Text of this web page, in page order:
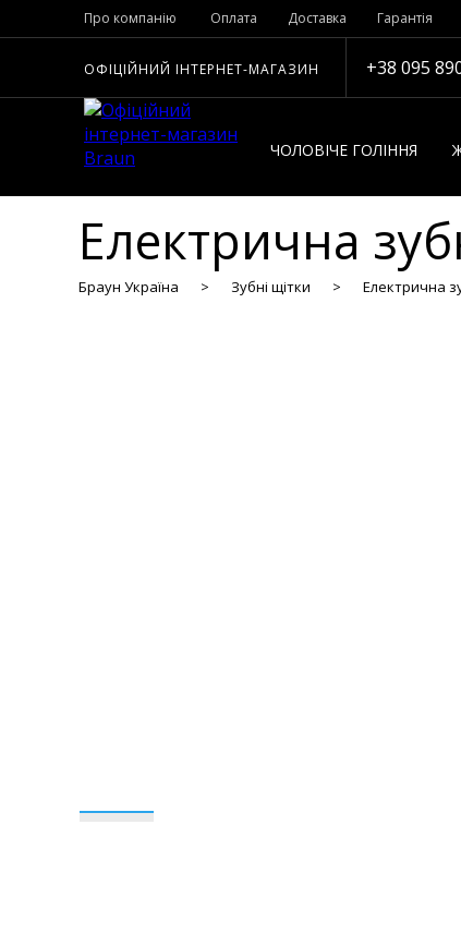
Про компанію Оплата Доставка Гарантія
ОФІЦІЙНИЙ ІНТЕРНЕТ-МАГАЗИН +38 095
ЧОЛОВІЧЕ ГОЛІННЯ
Електрична
Браун Україна Зубні щітки Електрична